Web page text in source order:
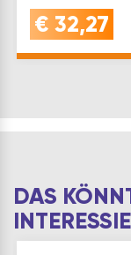
von Holz- und
€ 32,27
DAS